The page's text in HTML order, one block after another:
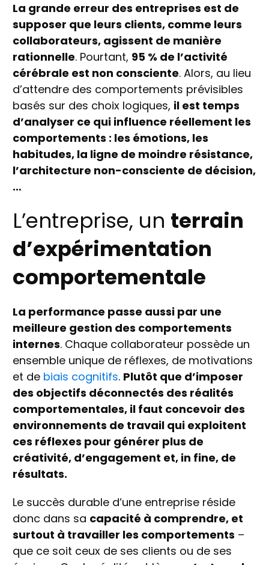
La grande erreur des entreprises est de
supposer que leurs clients, comme leurs
collaborateurs, agissent de manière
rationnelle. Pourtant, 95 % de l’activité
cérébrale est non consciente. Alors, au lieu
d’attendre des comportements prévisibles
basés sur des choix logiques, il est temps
d’analyser ce qui influence réellement les
comportements : les émotions, les
habitudes, la ligne de moindre résistance,
l’architecture non-consciente de décision,
…
L’entreprise, un terrain
d’expérimentation
comportementale
La performance passe aussi par une
meilleure gestion des comportements
internes. Chaque collaborateur possède un
ensemble unique de réflexes, de motivations
et de biais cognitifs. Plutôt que d’imposer
des objectifs déconnectés des réalités
comportementales, il faut concevoir des
environnements de travail qui exploitent
ces réflexes pour générer plus de
créativité, d’engagement et, in fine, de
résultats.
Le succès durable d’une entreprise réside
donc dans sa capacité à comprendre, et
surtout à travailler les comportements –
que ce soit ceux de ses clients ou de ses